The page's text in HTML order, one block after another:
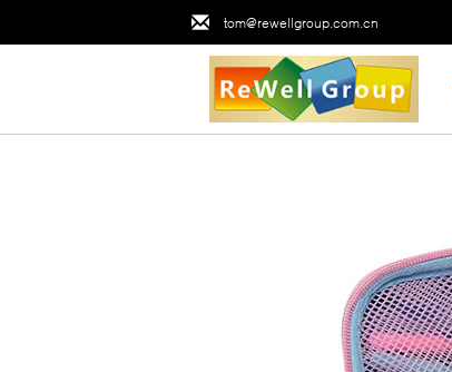
tom@rewellgroup.com.cn